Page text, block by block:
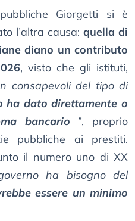
Giorgetti si è
l’altra causa: quella di
diano un contributo
, visto che gli istituti,
consapevoli del tipo di
ha dato direttamente o
bancario
”, proprio
pubbliche ai prestiti.
il numero uno di XX
ha bisogno del
essere un minimo